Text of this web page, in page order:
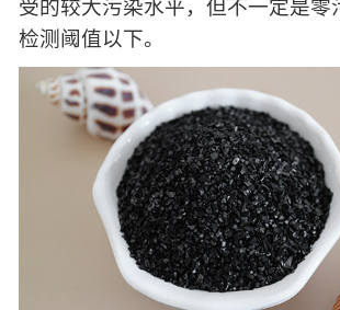
受的较大污染水平，但不一定是零
检测阈值以下。